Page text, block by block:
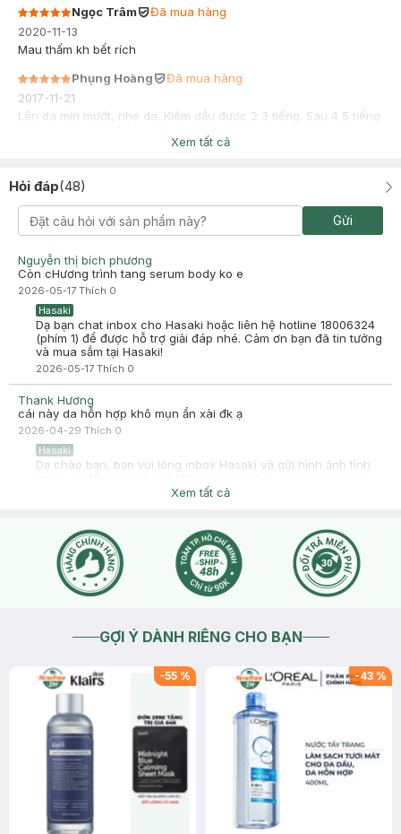
Ngọc Trâm
Đã mua hàng
2020-11-13
Mau thấm kh bết rích
Phụng Hoàng
Đã mua hàng
2017-11-21
Lên da mịn mướt, nhẹ da. Kiềm dầu được 2 3 tiếng. Sau 4 5 tiếng
Xem tất cả
Hỏi đáp(48)
Gửi
Nguyễn thị bích phương
Còn cHương trình tang serum body ko e
2026-05-17 Thích 0
Hasaki
Dạ bạn chat inbox cho Hasaki hoặc liên hệ hotline 18006324
(phím 1) để được hỗ trợ giải đáp nhé. Cảm ơn bạn đã tin tưởng
và mua sắm tại Hasaki!
2026-05-17 Thích 0
Thank Hương
cái này da hỗn hợp khô mụn ẩn xài đk ạ
2026-04-29 Thích 0
Hasaki
Dạ chào bạn, bạn vui lòng inbox Hasaki và gửi hình ảnh tình
Xem tất cả
GỢI Ý DÀNH RIÊNG CHO BẠN
-55 % -43 %